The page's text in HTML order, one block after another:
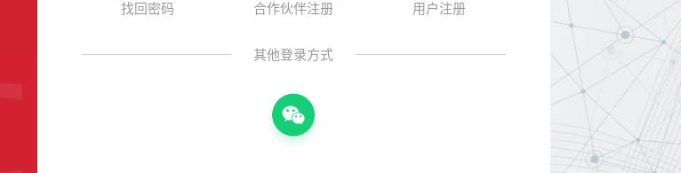
找回密码 合作伙伴注册 用户注册
其他登录方式